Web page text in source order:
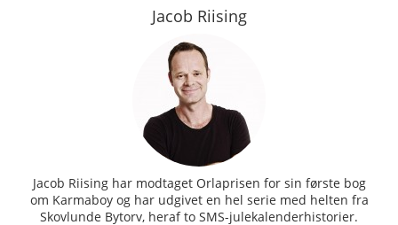
Jacob Riising
Jacob Riising har modtaget Orlaprisen for sin første bog
om Karmaboy og har udgivet en hel serie med helten fra
Skovlunde Bytorv, heraf to SMS-julekalenderhistorier.